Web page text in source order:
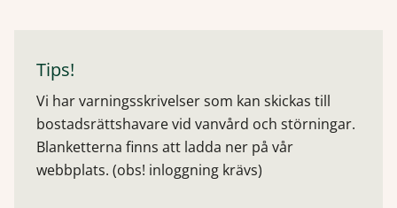
Tips!
Vi har varningsskrivelser som kan skickas till
bostadsrättshavare vid vanvård och störningar.
Blanketterna finns att ladda ner på vår
webbplats. (obs! inloggning krävs)